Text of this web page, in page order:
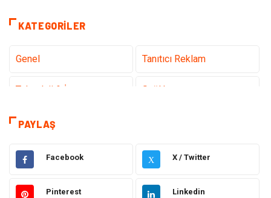
KATEGORILER
Genel Tanıtıcı Reklam
Teknoloji & İnternet Sağlık
Hizmet
Hukuk Emlak
Otomotiv Sağlıklı Yaşam
PAYLAŞ
Facebook X X / Twitter
Pinterest Linkedin